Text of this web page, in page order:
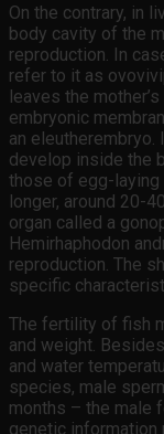
On the contrary, in
body cavity of the
reproduction. In
refer to it as
leaves the
embryonic
an
develop inside the
those of egg-
longer, around 20-
organ called a
Hemirhaphodon
reproduction. The
specific
The fertility of fish
and weight.
and water
species, male
months – the male
genetic information